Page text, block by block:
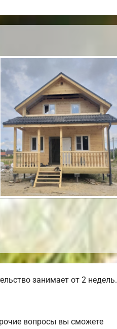
занимает от 2 недель.
вопросы вы сможете